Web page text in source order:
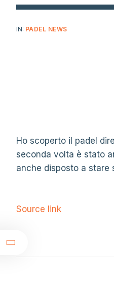
IN: PADEL NEWS
Ho scoperto il padel
seconda volta è stato
anche disposto a stare
Source link